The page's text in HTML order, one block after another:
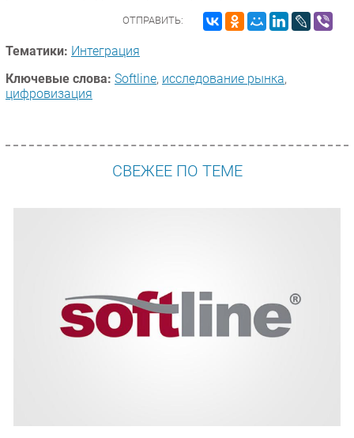
ОТПРАВИТЬ:
Тематики: Интеграция
Ключевые слова: Softline, исследование рынка,
цифровизация
СВЕЖЕЕ ПО ТЕМЕ